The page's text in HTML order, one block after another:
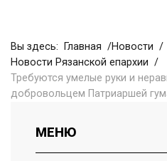
Вы здесь: Главная
Новости
Новости Рязанской епархии
Требуются умелые руки и
добровольцем Патриаршей
МЕНЮ